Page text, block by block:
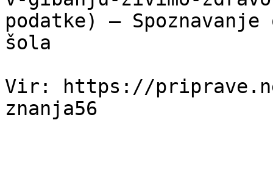
podatke) —
šola
Vir: https://